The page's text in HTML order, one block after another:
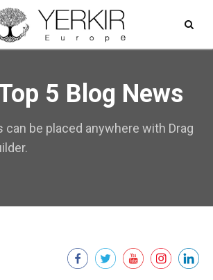
5 Blog News
be placed anywhere with Drag